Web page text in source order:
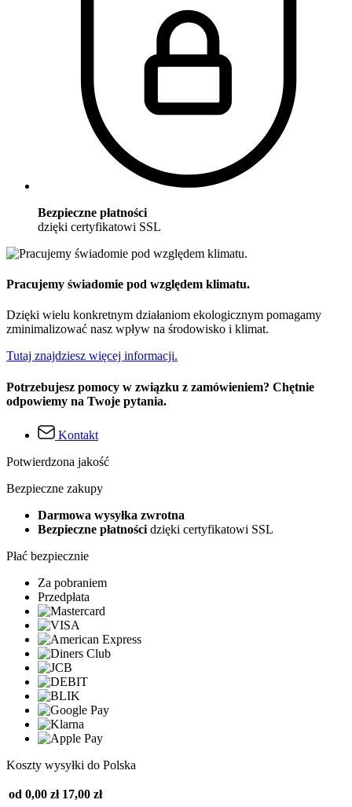
Bezpieczne płatności
dzięki certyfikatowi SSL
Pracujemy świadomie pod względem klimatu.
Dzięki wielu konkretnym działaniom ekologicznym pomagamy
zminimalizować nasz wpływ na środowisko i klimat.
Tutaj znajdziesz więcej informacji.
Potrzebujesz pomocy w związku z zamówieniem? Chętnie
odpowiemy na Twoje pytania.
Kontakt
Potwierdzona jakość
Bezpieczne zakupy
Darmowa wysyłka zwrotna
Bezpieczne płatności dzięki certyfikatowi SSL
Płać bezpiecznie
Za pobraniem
Przedpłata
Koszty wysyłki do Polska
od 0,00 zł 17,00 zł